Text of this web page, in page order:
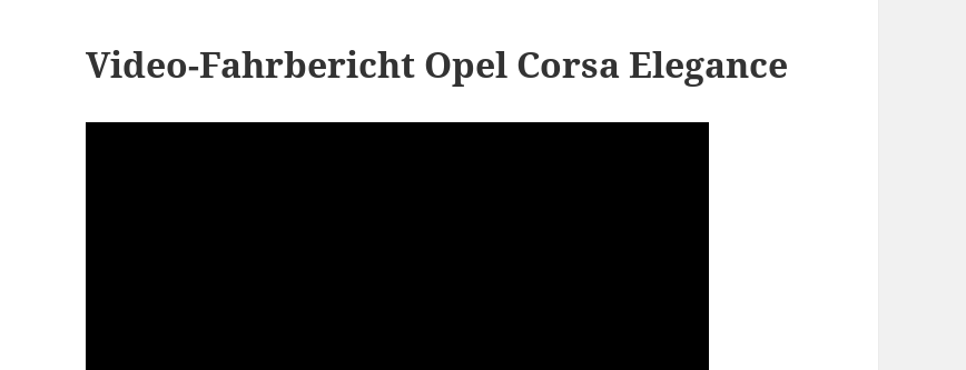
Video-Fahrbericht Opel Corsa Elegance